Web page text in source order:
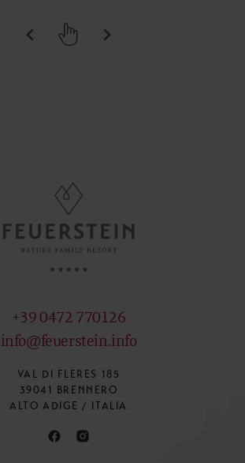
+39 0472 770126
info@feuerstein.info
VAL DI FLERES 185
39041 BRENNERO
ALTO ADIGE / ITALIA